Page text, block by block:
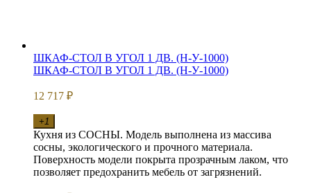
ШКАФ-СТОЛ В УГОЛ 1 ДВ. (Н-У-1000)
ШКАФ-СТОЛ В УГОЛ 1 ДВ. (Н-У-1000)
12 717 ₽
+1
Кухня из СОСНЫ. Модель выполнена из массива
сосны, экологического и прочного материала.
Поверхность модели покрыта прозрачным лаком, что
позволяет предохранить мебель от загрязнений.